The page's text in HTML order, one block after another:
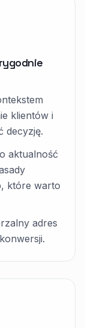
klientów i
decyzję.
aktualność
które warto
adres